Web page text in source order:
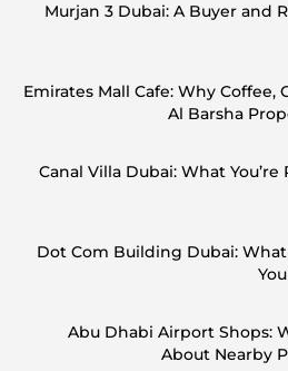
Murjan 3 Dubai: A Buyer and
Emirates Mall Cafe: Why Coffee,
Al Barsha
Canal Villa Dubai: What You’re
Dot Com Building Dubai:
Abu Dhabi Airport Shops:
About Nearby